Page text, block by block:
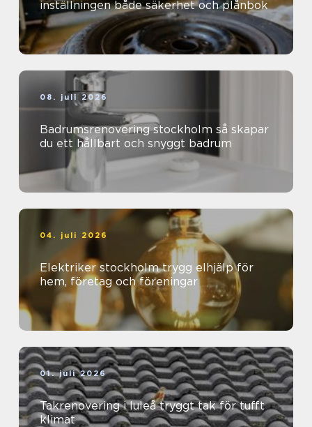
inställningen både säkerhet och plånbok
08. juli 2026
Badrumsrenovering stockholm så skapar
du ett hållbart och snyggt badrum
04. juli 2026
Elektriker stockholm trygg elhjälp för
hem, företag och föreningar
01. juli 2026
Takrenovering i luleå tryggt tak för tufft
klimat